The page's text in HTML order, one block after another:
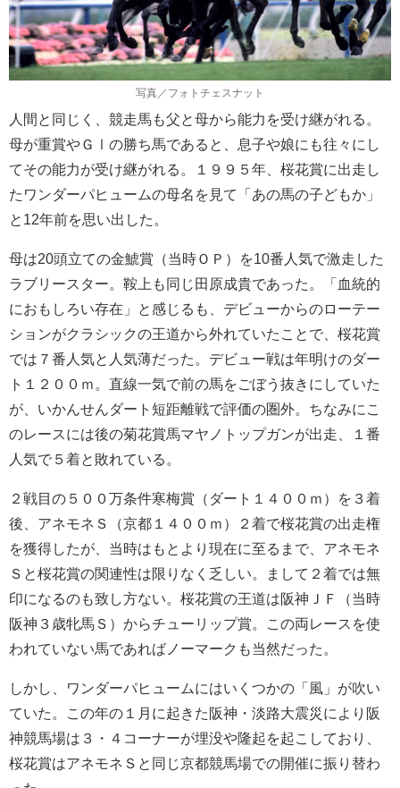
写真／フォトチェスナット
人間と同じく、競走馬も父と母から能力を受け継がれる。
母が重賞やＧⅠの勝ち馬であると、息子や娘にも往々にし
てその能力が受け継がれる。１９９５年、桜花賞に出走し
たワンダーパヒュームの母名を見て「あの馬の子どもか」
と12年前を思い出した。
母は20頭立ての金鯱賞（当時ＯＰ）を10番人気で激走した
ラブリースター。鞍上も同じ田原成貴であった。「血統的
におもしろい存在」と感じるも、デビューからのローテー
ションがクラシックの王道から外れていたことで、桜花賞
では７番人気と人気薄だった。デビュー戦は年明けのダー
ト１２００ｍ。直線一気で前の馬をごぼう抜きにしていた
が、いかんせんダート短距離戦で評価の圏外。ちなみにこ
のレースには後の菊花賞馬マヤノトップガンが出走、１番
人気で５着と敗れている。
２戦目の５００万条件寒梅賞（ダート１４００ｍ）を３着
後、アネモネＳ（京都１４００ｍ）２着で桜花賞の出走権
を獲得したが、当時はもとより現在に至るまで、アネモネ
Ｓと桜花賞の関連性は限りなく乏しい。まして２着では無
印になるのも致し方ない。桜花賞の王道は阪神ＪＦ（当時
阪神３歳牝馬Ｓ）からチューリップ賞。この両レースを使
われていない馬であればノーマークも当然だった。
しかし、ワンダーパヒュームにはいくつかの「風」が吹い
ていた。この年の１月に起きた阪神・淡路大震災により阪
神競馬場は３・４コーナーが埋没や隆起を起こしており、
桜花賞はアネモネＳと同じ京都競馬場での開催に振り替わ